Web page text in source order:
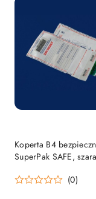
Koperta B4
SuperPak SAFE,
(0)